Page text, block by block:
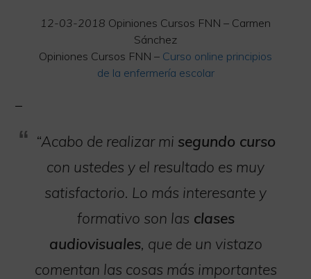
12-03-2018 Opiniones Cursos FNN – Carmen
Sánchez
Opiniones Cursos FNN – Curso online principios
de la enfermería escolar
“Acabo de realizar mi segundo curso
con ustedes y el resultado es muy
satisfactorio. Lo más interesante y
formativo son las clases
audiovisuales, que de un vistazo
comentan las cosas más importantes